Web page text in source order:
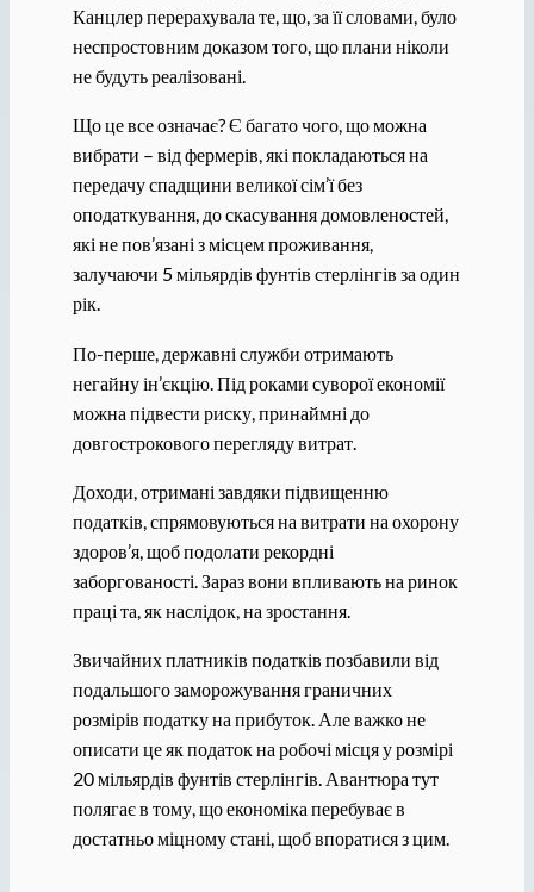
Канцлер перерахувала те, що, за її словами, було
неспростовним доказом того, що плани ніколи
не будуть реалізовані.
Що це все означає? Є багато чого, що можна
вибрати – від фермерів, які покладаються на
передачу спадщини великої сім’ї без
оподаткування, до скасування домовленостей,
які не пов’язані з місцем проживання,
залучаючи 5 мільярдів фунтів стерлінгів за один
рік.
По-перше, державні служби отримають
негайну ін’єкцію. Під роками суворої економії
можна підвести риску, принаймні до
довгострокового перегляду витрат.
Доходи, отримані завдяки підвищенню
податків, спрямовуються на витрати на охорону
здоров’я, щоб подолати рекордні
заборгованості. Зараз вони впливають на ринок
праці та, як наслідок, на зростання.
Звичайних платників податків позбавили від
подальшого заморожування граничних
розмірів податку на прибуток. Але важко не
описати це як податок на робочі місця у розмірі
20 мільярдів фунтів стерлінгів. Авантюра тут
полягає в тому, що економіка перебуває в
достатньо міцному стані, щоб впоратися з цим.